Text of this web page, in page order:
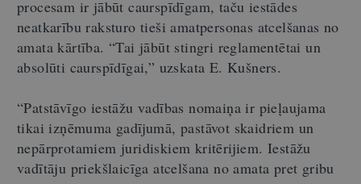
procesam ir jābūt caurspīdīgam, taču iestādes
neatkarību raksturo tieši amatpersonas atcelšanas no
amata kārtība. “Tai jābūt stingri reglamentētai un
absolūti caurspīdīgai,” uzskata E. Kušners.
“Patstāvīgo iestāžu vadības nomaiņa ir pieļaujama
tikai izņēmuma gadījumā, pastāvot skaidriem un
nepārprotamiem juridiskiem kritērijiem. Iestāžu
vadītāju priekšlaicīga atcelšana no amata pret gribu